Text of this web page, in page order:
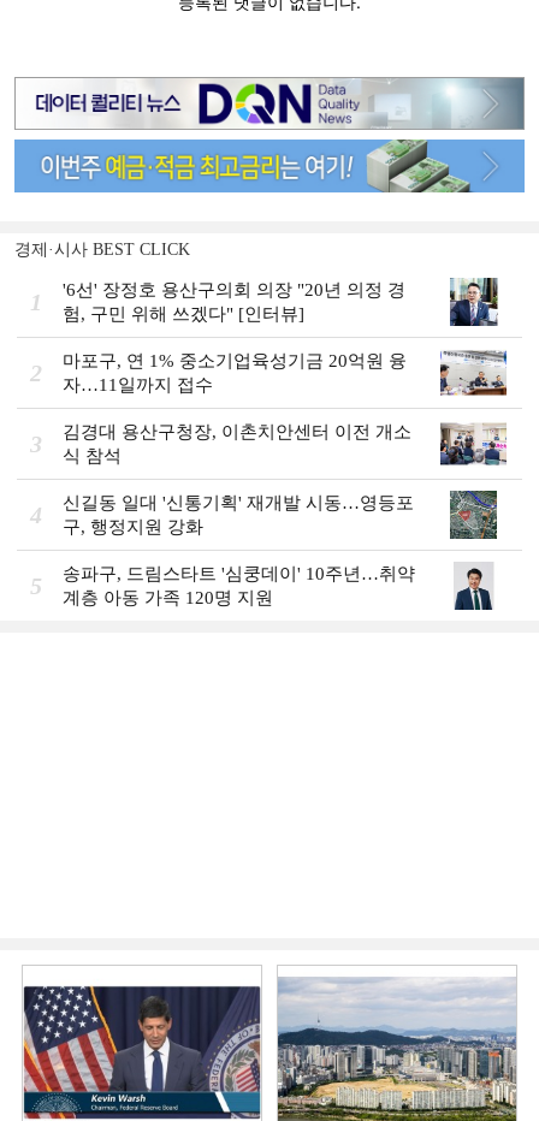
경제·시사 BEST CLICK
1
'6선' 장정호 용산구의회 의장 "20년 의정 경
험, 구민 위해 쓰겠다" [인터뷰]
2
마포구, 연 1% 중소기업육성기금 20억원 융
자…11일까지 접수
3
김경대 용산구청장, 이촌치안센터 이전 개소
식 참석
4
신길동 일대 '신통기획' 재개발 시동…영등포
구, 행정지원 강화
5
송파구, 드림스타트 '심쿵데이' 10주년…취약
계층 아동 가족 120명 지원